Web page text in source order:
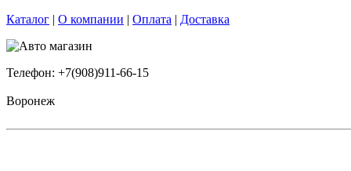
Каталог | О компании | Оплата | Доставка
Телефон: +7(908)911-66-15
Воронеж